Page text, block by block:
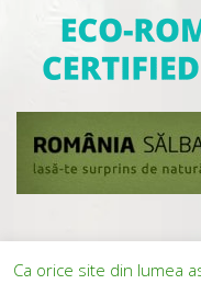
Ca orice site din lumea